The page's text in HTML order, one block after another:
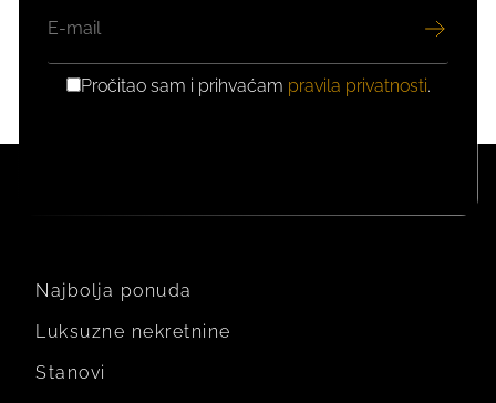
GDPRPročitao sam i prihvaćam pravila privatnosti.
Najbolja ponuda
Luksuzne nekretnine
Stanovi